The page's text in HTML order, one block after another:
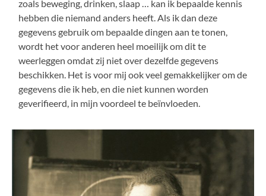
zoals beweging, drinken, slaap … kan ik bepaalde kennis
hebben die niemand anders heeft. Als ik dan deze
gegevens gebruik om bepaalde dingen aan te tonen,
wordt het voor anderen heel moeilijk om dit te
weerleggen omdat zij niet over dezelfde gegevens
beschikken. Het is voor mij ook veel gemakkelijker om de
gegevens die ik heb, en die niet kunnen worden
geverifieerd, in mijn voordeel te beïnvloeden.